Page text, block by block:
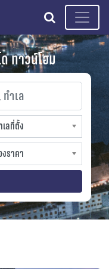
search
ทาวน์โฮม
ลที่ตั้ง
ราคา